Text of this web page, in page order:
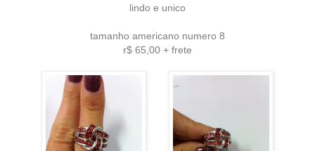
lindo e unico
tamanho americano numero 8
r$ 65,00 + frete